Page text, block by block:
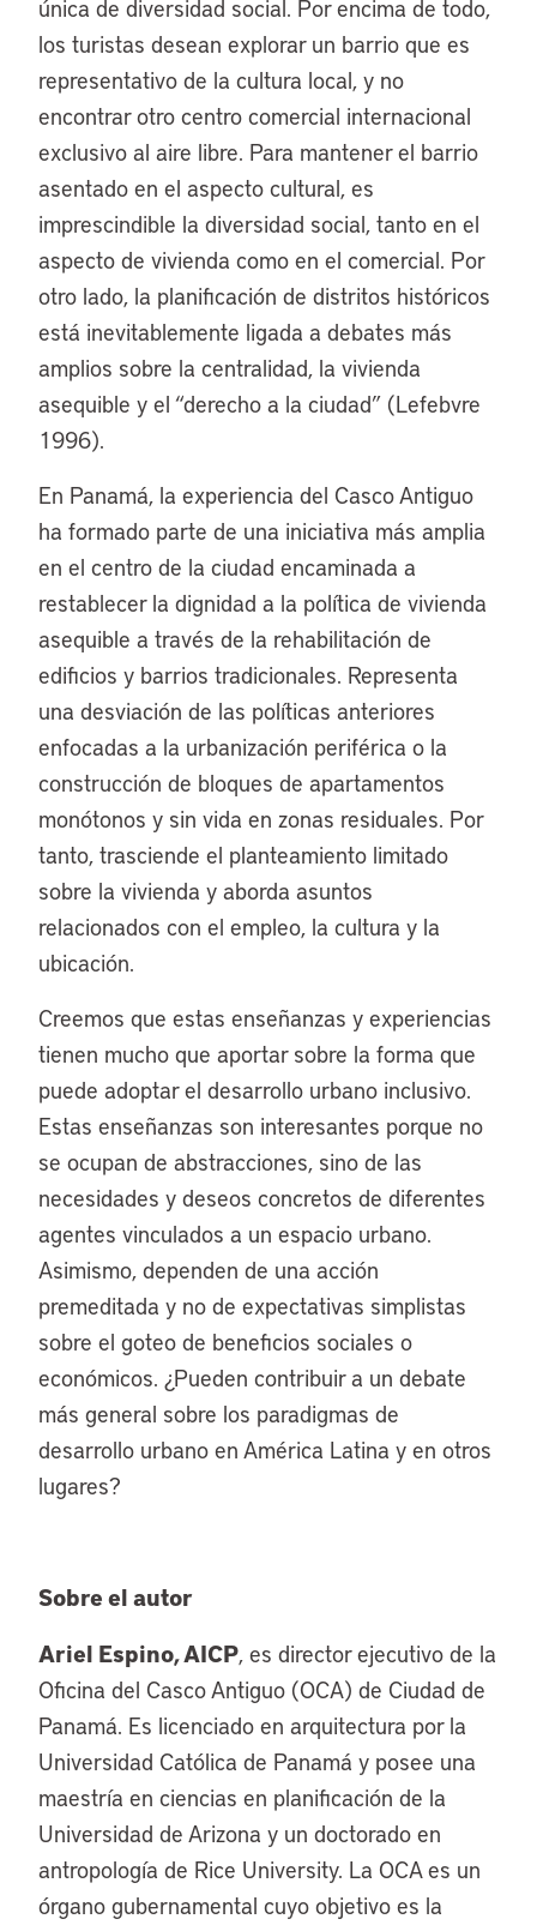
única de diversidad social. Por encima de todo,
los turistas desean explorar un barrio que es
representativo de la cultura local, y no
encontrar otro centro comercial internacional
exclusivo al aire libre. Para mantener el barrio
asentado en el aspecto cultural, es
imprescindible la diversidad social, tanto en el
aspecto de vivienda como en el comercial. Por
otro lado, la planificación de distritos históricos
está inevitablemente ligada a debates más
amplios sobre la centralidad, la vivienda
asequible y el “derecho a la ciudad” (Lefebvre
1996).
En Panamá, la experiencia del Casco Antiguo
ha formado parte de una iniciativa más amplia
en el centro de la ciudad encaminada a
restablecer la dignidad a la política de vivienda
asequible a través de la rehabilitación de
edificios y barrios tradicionales. Representa
una desviación de las políticas anteriores
enfocadas a la urbanización periférica o la
construcción de bloques de apartamentos
monótonos y sin vida en zonas residuales. Por
tanto, trasciende el planteamiento limitado
sobre la vivienda y aborda asuntos
relacionados con el empleo, la cultura y la
ubicación.
Creemos que estas enseñanzas y experiencias
tienen mucho que aportar sobre la forma que
puede adoptar el desarrollo urbano inclusivo.
Estas enseñanzas son interesantes porque no
se ocupan de abstracciones, sino de las
necesidades y deseos concretos de diferentes
agentes vinculados a un espacio urbano.
Asimismo, dependen de una acción
premeditada y no de expectativas simplistas
sobre el goteo de beneficios sociales o
económicos. ¿Pueden contribuir a un debate
más general sobre los paradigmas de
desarrollo urbano en América Latina y en otros
lugares?
Sobre el autor
Ariel Espino, AICP, es director ejecutivo de la
Oficina del Casco Antiguo (OCA) de Ciudad de
Panamá. Es licenciado en arquitectura por la
Universidad Católica de Panamá y posee una
maestría en ciencias en planificación de la
Universidad de Arizona y un doctorado en
antropología de Rice University. La OCA es un
órgano gubernamental cuyo objetivo es la